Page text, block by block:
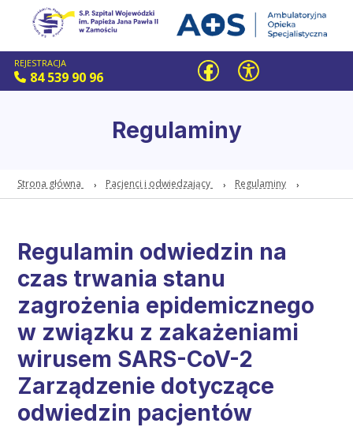
REJESTRACJA
84 539 90 96
Regulaminy
Strona główna Pacjenci i odwiedzający Regulaminy
Regulamin odwiedzin na
czas trwania stanu
zagrożenia epidemicznego
w związku z zakażeniami
wirusem SARS-CoV-2
Zarządzenie dotyczące
odwiedzin pacjentów